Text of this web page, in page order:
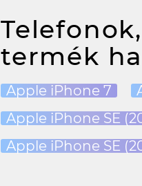
termék
Apple iPhone 7
Apple iPhone SE
Apple iPhone SE